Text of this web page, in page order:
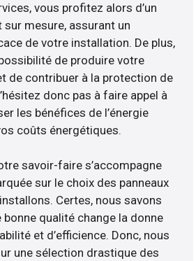
vous profitez alors d’un
mesure, assurant un
de votre installation. De plus,
de produire votre
de contribuer à la protection de
donc pas à faire appel à
les bénéfices de l’énergie
coûts énergétiques.
savoir-faire s’accompagne
sur le choix des panneaux
Certes, nous savons
qualité change la donne
et d’efficience. Donc, nous
une sélection drastique des